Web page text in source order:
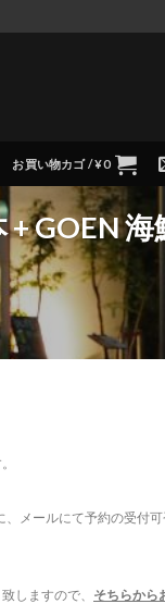
お買い物カゴ /¥0
GOEN 海
メールにて予約の受付
しますので、 そちらから